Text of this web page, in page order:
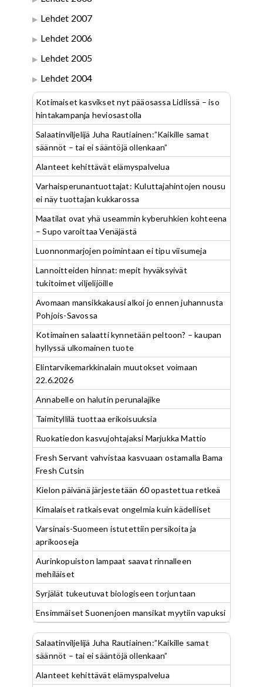
Lehdet 2007
Lehdet 2006
Lehdet 2005
Lehdet 2004
Kotimaiset kasvikset nyt pääosassa Lidlissä – iso
hintakampanja heviosastolla
Salaatinviljelijä Juha Rautiainen:”Kaikille samat
säännöt – tai ei sääntöjä ollenkaan”
Alanteet kehittävät elämyspalvelua
Varhaisperunantuottajat: Kuluttajahintojen nousu
ei näy tuottajan kukkarossa
Maatilat ovat yhä useammin kyberuhkien kohteena
– Supo varoittaa Venäjästä
Luonnonmarjojen poimintaan ei tipu viisumeja
Lannoitteiden hinnat: mepit hyväksyivät
tukitoimet viljelijöille
Avomaan mansikkakausi alkoi jo ennen juhannusta
Pohjois-Savossa
Kotimainen salaatti kynnetään peltoon? – kaupan
hyllyssä ulkomainen tuote
Elintarvikemarkkinalain muutokset voimaan
22.6.2026
Annabelle on halutin perunalajike
Taimityllilä tuottaa erikoisuuksia
Ruokatiedon kasvujohtajaksi Marjukka Mattio
Fresh Servant vahvistaa kasvuaan ostamalla Bama
Fresh Cutsin
Kielon päivänä järjestetään 60 opastettua retkeä
Kimalaiset ratkaisevat ongelmia kuin kädelliset
Varsinais-Suomeen istutettiin persikoita ja
aprikooseja
Aurinkopuiston lampaat saavat rinnalleen
mehiläiset
Syrjälät tukeutuvat biologiseen torjuntaan
Ensimmäiset Suonenjoen mansikat myytiin vapuksi
Salaatinviljelijä Juha Rautiainen:”Kaikille samat
säännöt – tai ei sääntöjä ollenkaan”
Alanteet kehittävät elämyspalvelua